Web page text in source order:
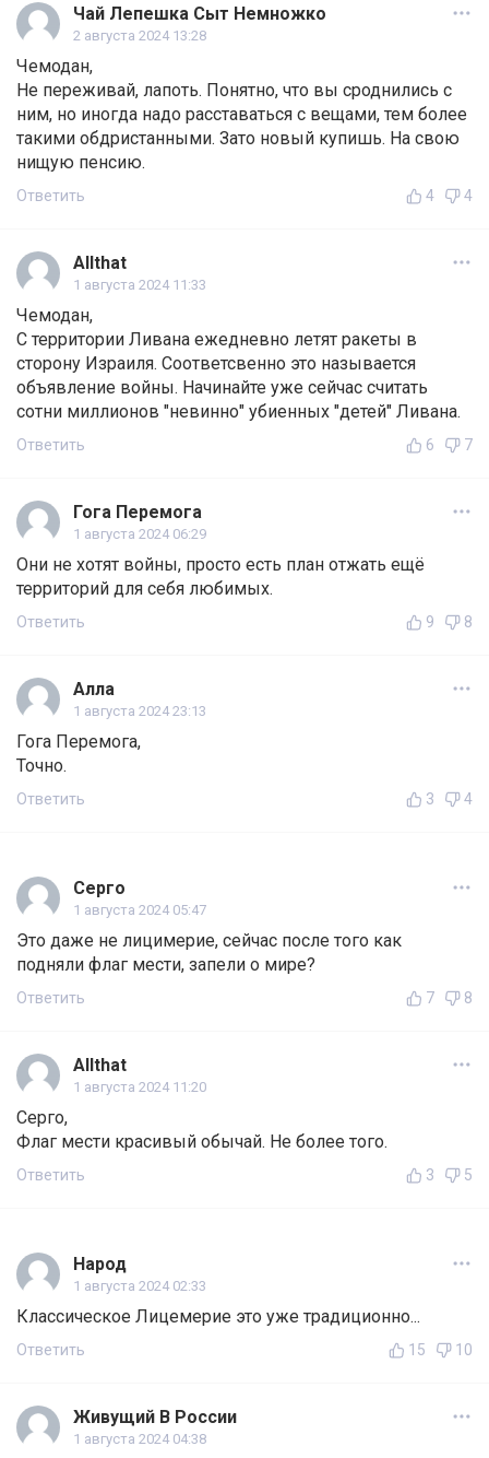
Чай Лепешка Сыт Немножко
2 августа 2024 13:28
Чемодан,
Не переживай, лапоть. Понятно, что вы сроднились с
ним, но иногда надо расставаться с вещами, тем более
такими обдристанными. Зато новый купишь. На свою
нищую пенсию.
Ответить 4 4
Allthat
1 августа 2024 11:33
Чемодан,
С территории Ливана ежедневно летят ракеты в
сторону Израиля. Соответсвенно это называется
объявление войны. Начинайте уже сейчас считать
сотни миллионов "невинно" убиенных "детей" Ливана.
Ответить 6 7
Гога Перемога
1 августа 2024 06:29
Они не хотят войны, просто есть план отжать ещё
территорий для себя любимых.
Ответить 9 8
Алла
1 августа 2024 23:13
Гога Перемога,
Точно.
Ответить 3 4
Серго
1 августа 2024 05:47
Это даже не лицимерие, сейчас после того как
подняли флаг мести, запели о мире?
Ответить 7 8
Allthat
1 августа 2024 11:20
Серго,
Флаг мести красивый обычай. Не более того.
Ответить 3 5
Народ
1 августа 2024 02:33
Классическое Лицемерие это уже традиционно...
Ответить 15 10
Живущий В России
1 августа 2024 04:38